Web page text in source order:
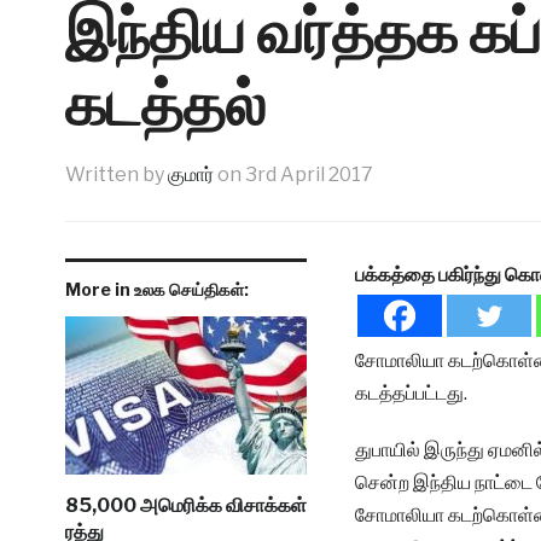
இந்திய வர்த்தக
கடத்தல்
Written byகுமார்on 3rd April 2017
More in உலக செய்திகள்:
85,000 அமெரிக்க விசாக்கள்
ரத்து
பக்கத்தை பகிர்ந்து
சோமாலியா
கடத்தப்பட்டது.
துபாயில் இருந்து
சென்ற இந்திய நாட்டை
சோமாலியா